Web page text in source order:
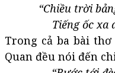
“Chiều trời
Tiếng ốc xa
Trong cả ba bài
Quan đều nói đến